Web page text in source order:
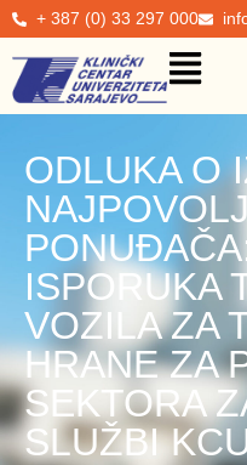
+ 387 (0) 33 297 000
ODLUKA O
ISPORUKA
VOZILA ZA
HRANE ZA
SEKTORA
SLUŽBI